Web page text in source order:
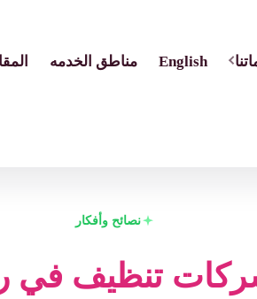
English مناطق الخدمه
نصائح وأفكار
تنظيف في